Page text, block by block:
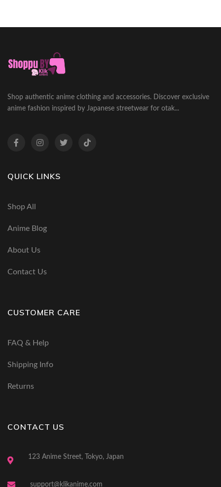
Shop authentic anime clothing and accessories. Discover exclusive
anime fashion inspired by Japanese streetwear for otak...
QUICK LINKS
Shop All
Anime Blog
About Us
Contact Us
CUSTOMER CARE
FAQ & Help
Shipping Info
Returns
CONTACT US
123 Anime Street, Tokyo, Japan
support@klikanime.com